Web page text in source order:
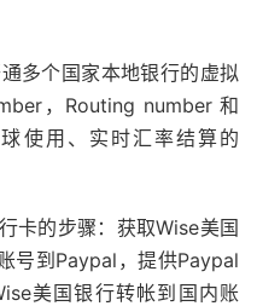
多个国家本地银行的虚拟
，Routing number 和
使用、实时汇率结算的
卡的步骤：获取Wise美国
号到Paypal，提供Paypal
美国银行转帐到国内账